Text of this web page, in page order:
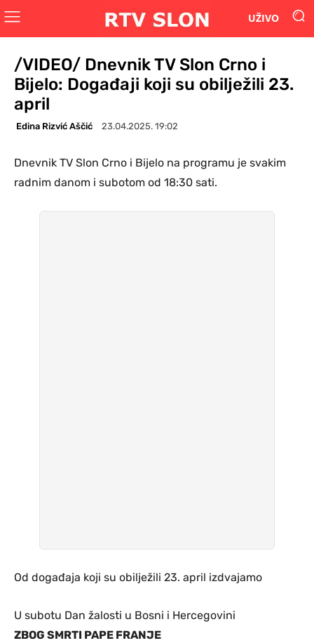
UŽIVO
/VIDEO/ Dnevnik TV Slon Crno i
Bijelo: Događaji koji su obilježili 23.
april
Edina Rizvić Aščić 23.04.2025. 19:02
Dnevnik TV Slon Crno i Bijelo na programu je svakim
radnim danom i subotom od 18:30 sati.
Od događaja koji su obilježili 23. april izdvajamo
U subotu Dan žalosti u Bosni i Hercegovini
ZBOG SMRTI PAPE FRANJE